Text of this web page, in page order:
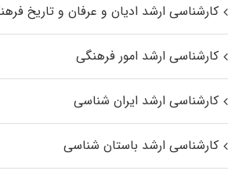
کارشناسی ارشد ادیان و عرفان و تاریخ
کارشناسی ارشد امور فرهنگی
کارشناسی ارشد ایران شناسی
کارشناسی ارشد باستان شناسی